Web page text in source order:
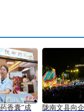
香囊”成
陇南文县向